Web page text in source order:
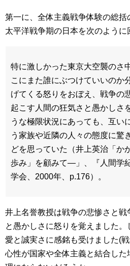
第一に、全体主義戦争体験の総
太平洋戦争期の日本を次のように
特に激しかった東京大空襲のさ
こにまた誰にぶつけていいのか
げてくる怒りをおぼえ、戦争の
起こす人間の狂気さと愚かしさ
うな極限状況にあっても、互い
う家族や近隣の人々の態度に驚
どを思っていた（井上英治「
歩み」を顧みて―」、『人間学
学会、2000年、p.176）。
井上名誉教授は戦争の悲惨さと
と愚かしさに怒りを覚えました
愛と誠実さに感銘も受けました(
心性が国家や全体主義と結合し